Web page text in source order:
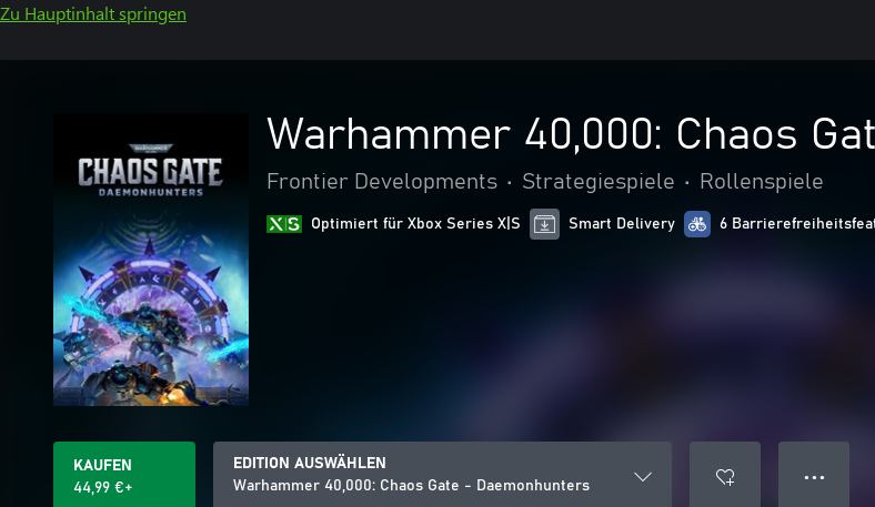
Zu Hauptinhalt springen
Warhammer 40,000: Chaos
Frontier Developments • Strategiespiele • Rollenspiele
Optimiert für Xbox Series X|S Smart Delivery 6
KAUFEN
44,99 €+
EDITION AUSWÄHLEN
Warhammer 40,000: Chaos Gate - Daemonhunters
● ● ●